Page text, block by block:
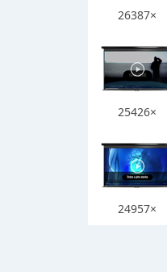
26387×
25426×
24957×